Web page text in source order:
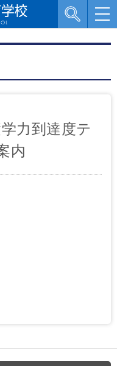
力到達度テ
内